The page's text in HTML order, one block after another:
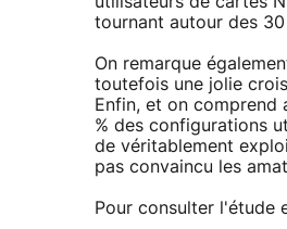
tournant autour des 30
On remarque
toutefois une jolie
Enfin, et on comprend
% des configurations
de véritablement
pas convaincu les
Pour consulter l'étude